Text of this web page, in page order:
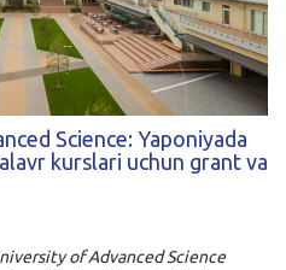
Science: Yaponiyada
kurslari uchun grant va
of Advanced Science